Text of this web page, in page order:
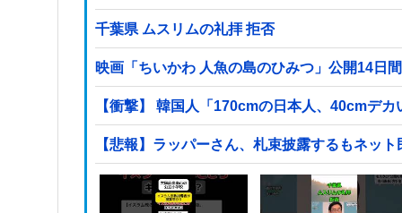
千葉県 ムスリムの礼拝 拒否
映画「ちいかわ 人魚の島のひみつ」公開14日
【衝撃】 韓国人「170cmの日本人、40cmデ
【悲報】ラッパーさん、札束披露するもネッ